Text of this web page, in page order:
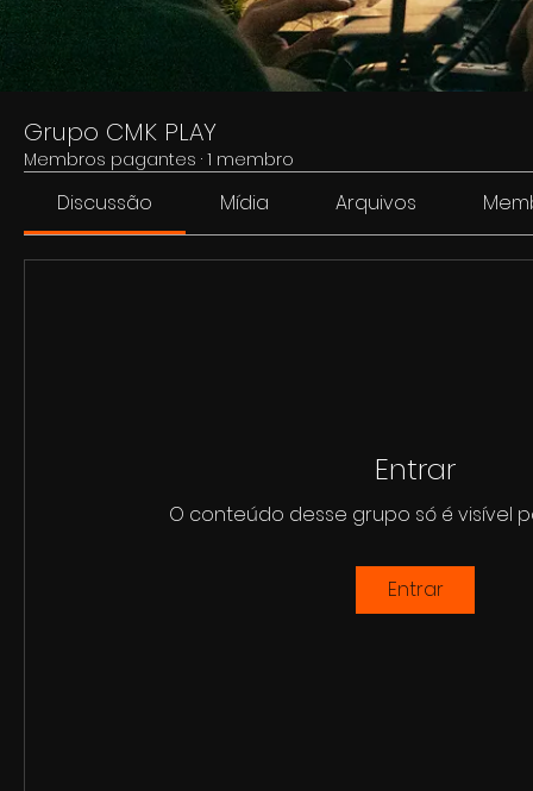
Grupo CMK PLAY
Membros pagantes · 1 membro
Discussão Mídia Arquivos
Entrar
O conteúdo desse grupo só é visível
Entrar